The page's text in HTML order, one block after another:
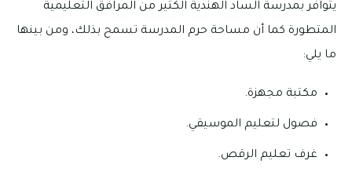
يتوافر بمدرسة الساد الهندية الكثير من المرافق التعليمية
المتطورة كما أن مساحة حرم المدرسة تسمح بذلك، ومن بينها
ما يلي:
مكتبة مجهزة.
فصول لتعليم الموسيقي.
غرف تعليم الرقص.